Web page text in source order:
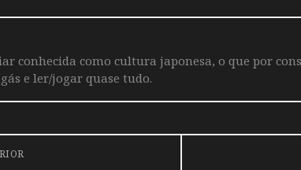
conhecida como cultura japonesa, o que por
e ler/jogar quase tudo.